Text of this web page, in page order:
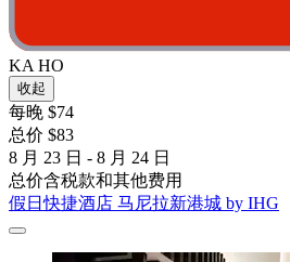
KA HO
收起
每晚 $74
总价 $83
8 月 23 日 - 8 月 24 日
总价含税款和其他费用
假日快捷酒店 马尼拉新港城 by IHG